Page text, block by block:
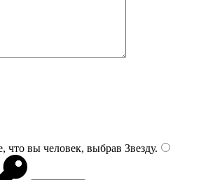
что вы человек, выбрав Звезду.